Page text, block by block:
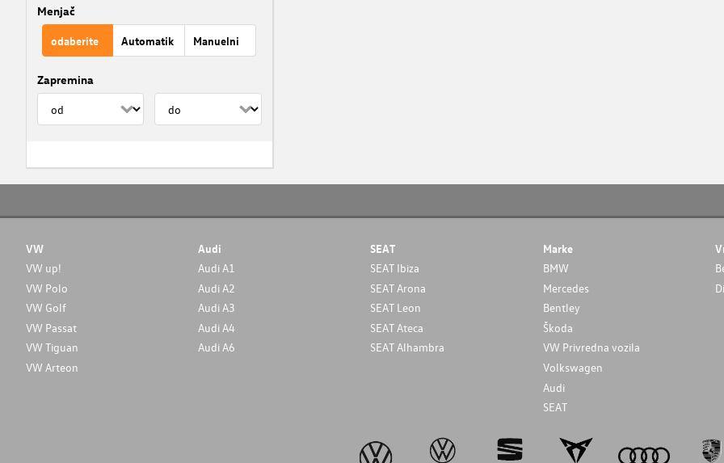
Menjač
odaberite Automatik Manuelni
Zapremina
VW
VW up!
VW Polo
VW Golf
VW Passat
VW Tiguan
VW Arteon
Audi
Audi A1
Audi A2
Audi A3
Audi A4
Audi A6
SEAT
SEAT Ibiza
SEAT Arona
SEAT Leon
SEAT Ateca
SEAT Alhambra
Marke
BMW
Mercedes
Bentley
Škoda
VW Privredna vozila
Volkswagen
Audi
SEAT